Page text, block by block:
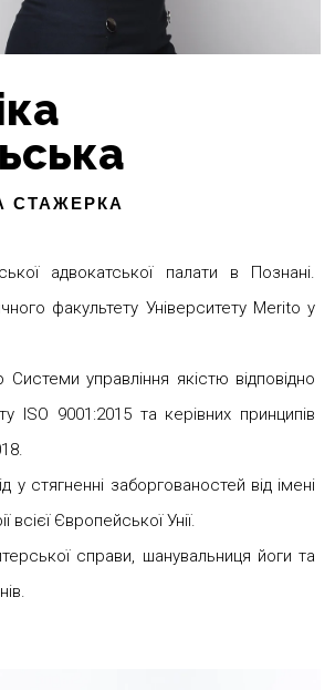
СТАЖЕРКА
адвокатської палати в Познані.
факультету Університету Merito у
Системи управління якістю відповідно
ISO 9001:2015 та керівних принципів
у стягненні заборгованостей від імені
всієї Європейської Унії.
справи, шанувальниця йоги та